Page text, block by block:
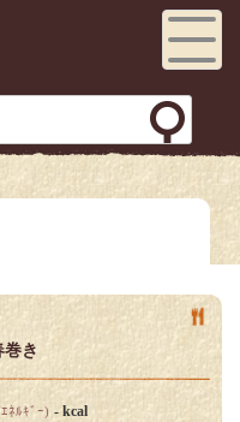
e
navig
ation
巻き
ﾈﾙｷﾞｰ) - kcal